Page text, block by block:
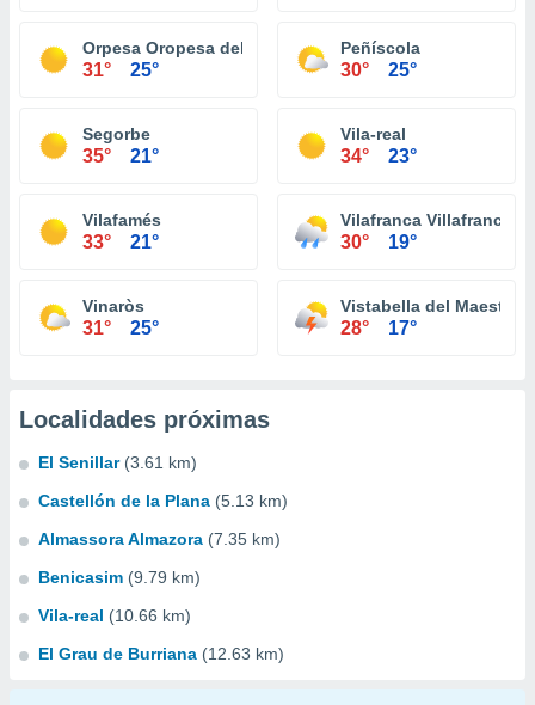
Orpesa Oropesa del Mar
31° 25°
Peñíscola
30° 25°
Segorbe
35° 21°
Vila-real
34° 23°
Vilafamés
33° 21°
Vilafranca Villafranca
30° 19°
Vinaròs
31° 25°
Vistabella del
28° 17°
Localidades próximas
El Senillar (3.61 km)
Castellón de la Plana (5.13 km)
Almassora Almazora (7.35 km)
Benicasim (9.79 km)
Vila-real (10.66 km)
El Grau de Burriana (12.63 km)